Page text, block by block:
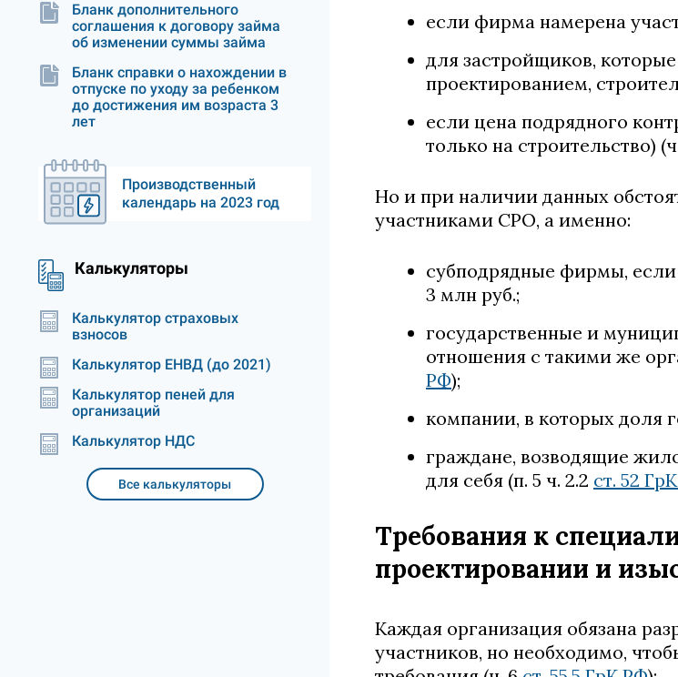
Бланк дополнительного
соглашения к договору займа
об изменении суммы займа
Бланк справки о нахождении в
отпуске по уходу за ребенком
до достижения им возраста 3
лет
Производственный
календарь на 2023 год
Калькуляторы
Калькулятор страховых
взносов
Калькулятор ЕНВД (до 2021)
Калькулятор пеней для
организаций
Калькулятор НДС
Все калькуляторы
если фирма намерена
для застройщиков,
проектированием,
если цена подрядного
только на строительство)
Но и при наличии данных
участниками СРО, а именно:
субподрядные фирмы, если
3 млн руб.;
государственные и
отношения с такими же
РФ);
компании, в которых доля
граждане, возводящие
для себя (п. 5 ч. 2.2 ст. 52
Требования к
проектировании и
Каждая организация обязана
участников, но необходимо,